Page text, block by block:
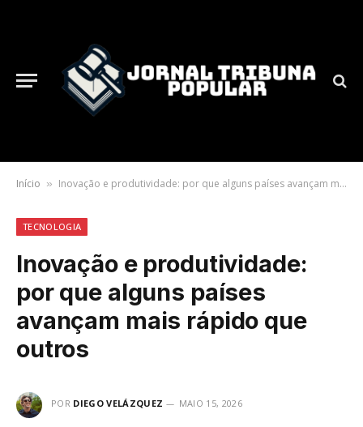
Início » Inovação e produtividade: por que alguns países avançam mais rápido que outros
TECNOLOGIA
Inovação e produtividade:
por que alguns países
avançam mais rápido que
outros
POR DIEGO VELÁZQUEZ MAIO 15, 2026